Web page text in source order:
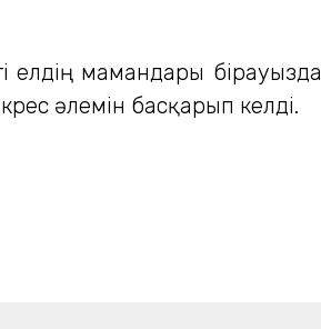
елдің мамандары
әлемін басқарып келді.